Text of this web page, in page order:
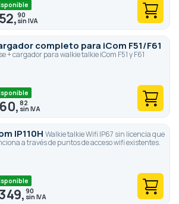
52,90
completo para iCom F51/F61
+ cargador para walkie talkie iCom F51 y F61
60,82
IP110H Walkie talkie Wifi IP67 sin licencia que
a través de puntos de acceso wifi existentes.
90